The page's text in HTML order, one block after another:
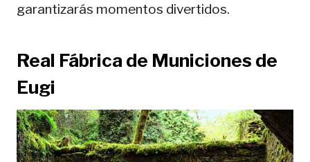
garantizarás momentos divertidos.
Real Fábrica de Municiones de
Eugi